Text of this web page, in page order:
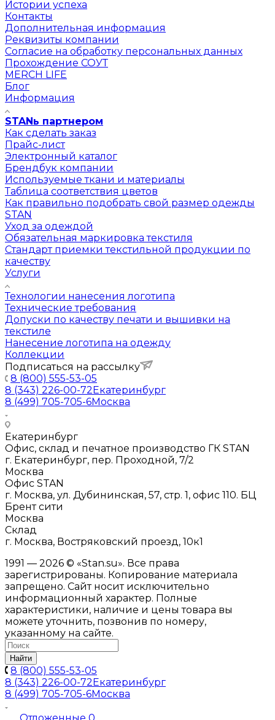
Истории успеха
Контакты
Дополнительная информация
Реквизиты компании
Согласие на обработку персональных данных
Прохождение СОУТ
MERCH LIFE
Блог
Информация
STANь партнером
Как сделать заказ
Прайс-лист
Электронный каталог
Брендбук компании
Используемые ткани и материалы
Таблица соответствия цветов
Как правильно подобрать свой размер одежды
STAN
Уход за одеждой
Обязательная маркировка текстиля
Стандарт приемки текстильной продукции по
качеству
Услуги
Технологии нанесения логотипа
Технические требования
Допуски по качеству печати и вышивки на
текстиле
Нанесение логотипа на одежду
Коллекции
Подписаться на рассылку
8 (800) 555-53-05
8 (343) 226-00-72Екатеринбург
8 (499) 705-705-6Москва
Екатеринбург
Офис, склад и печатное производство ГК STAN
г. Екатеринбург, пер. Проходной, 7/2
Москва
Офис STAN
г. Москва, ул. Дубининская, 57, стр. 1, офис 110. БЦ
Брент сити
Москва
Склад
г. Москва, Востряковский проезд, 10к1
1991 — 2026 © «Stan.su». Все права
зарегистрированы. Копирование материала
запрещено. Сайт носит исключительно
информационный характер. Полные
характеристики, наличие и цены товара вы
можете уточнить, позвонив по номеру,
указанному на сайте.
Найти
8 (800) 555-53-05
8 (343) 226-00-72Екатеринбург
8 (499) 705-705-6Москва